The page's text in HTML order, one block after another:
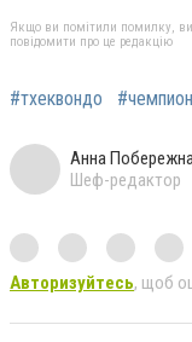
Якщо ви помітили помилку,
повідомити про це редакцію
#тхеквондо
Анна
Шеф-редактор
Авторизуйтесь, щоб